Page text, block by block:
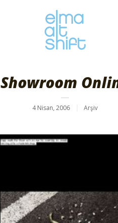
Showroom
4 Nisan, 2006 Arşiv